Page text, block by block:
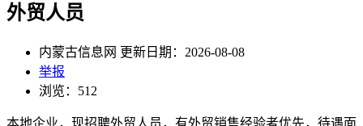
外贸人员
内蒙古信息网 更新日期：2026-08-08
举报
浏览：512
本地企业，现招聘外贸人员，有外贸销售经验者优先，待遇面